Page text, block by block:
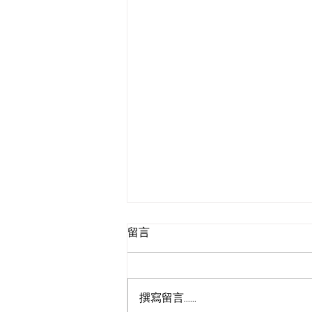
115年分科測驗數乙
留言
撰寫留言......